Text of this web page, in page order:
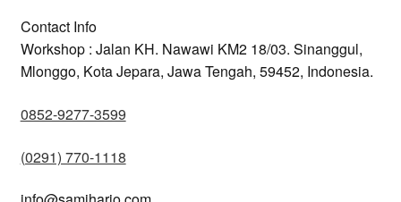
Contact Info
Workshop : Jalan KH. Nawawi KM2 18/03. Sinanggul,
Mlonggo, Kota Jepara, Jawa Tengah, 59452, Indonesia.
0852-9277-3599
(0291) 770-1118